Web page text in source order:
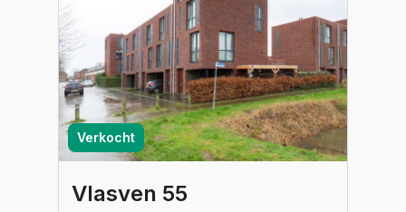
Verkocht
Vlasven 55